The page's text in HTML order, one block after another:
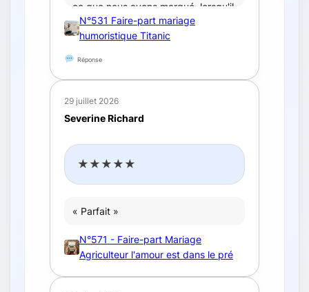
ce que nous avons marqué, lorsqu'il
s'agit de simples modifications, sinon
à part ça, les faire-part sont sympas
N°531 Faire-part mariage
humoristique Titanic
Réponse
29 juillet 2026
Severine Richard
★★★★★
« Parfait »
N°571 - Faire-part Mariage
Agriculteur l'amour est dans le pré